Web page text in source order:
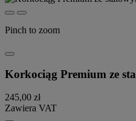
Pinch to zoom
Korkociąg Premium ze
245,00 zł
Zawiera VAT